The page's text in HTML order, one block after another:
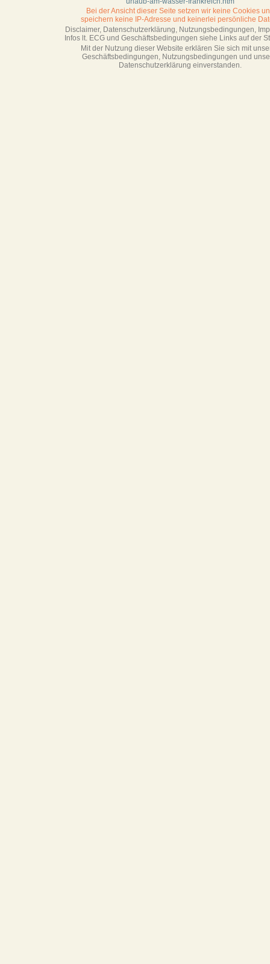
Bei der Ansicht dieser Seite setzen wir keine Cookies
speichern keine IP-Adresse und keinerlei persönliche
Disclaimer, Datenschutzerklärung, Nutzungsbedingungen,
Infos lt. ECG und Geschäftsbedingungen siehe Links auf der
Mit der Nutzung dieser Website erklären Sie sich mit
Geschäftsbedin­gungen, Nutzungsbedingungen und
Datenschutzerklärung einverstanden.